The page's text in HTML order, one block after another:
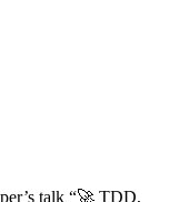
talk “🚀 TDD,